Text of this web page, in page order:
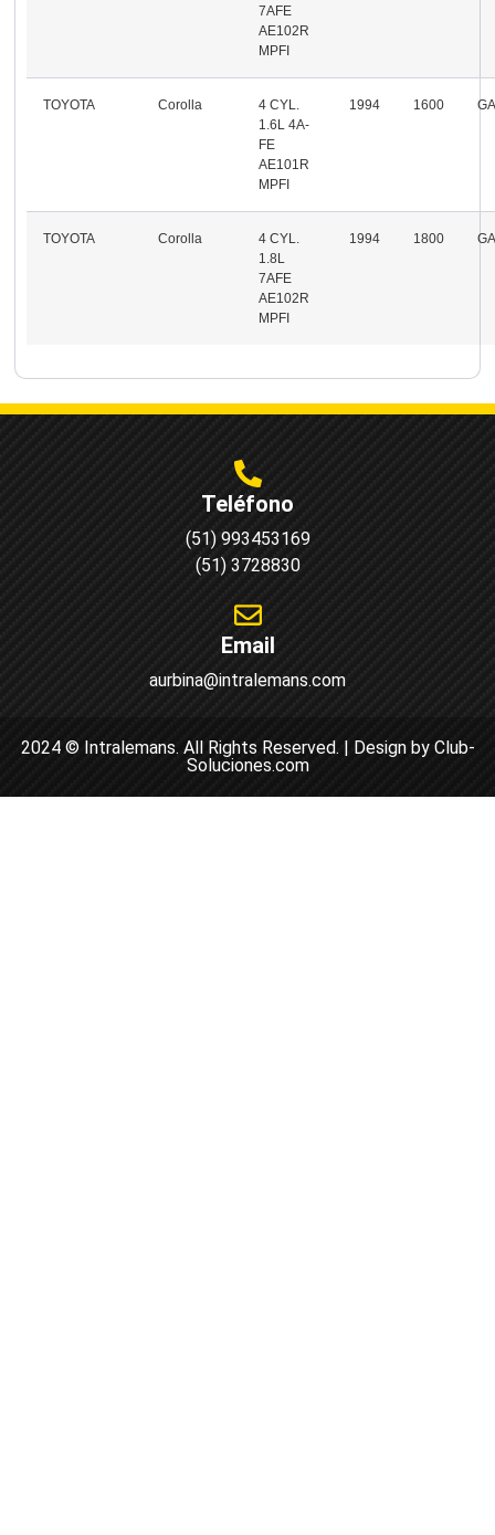
7AFE
AE102R
MPFI
TOYOTA Corolla
4 CYL.
1.6L 4A-
FE
AE101R
MPFI
1994 1600
TOYOTA Corolla
4 CYL.
1.8L
7AFE
AE102R
MPFI
1994 1800
Teléfono
(51) 993453169
(51) 3728830
Email
aurbina@intralemans.com
2024 © Intralemans. All Rights Reserved. | Design by Club-
Soluciones.com